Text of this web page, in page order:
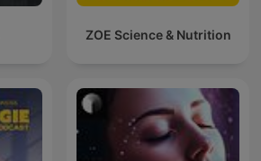
ZOE Science & Nutrition